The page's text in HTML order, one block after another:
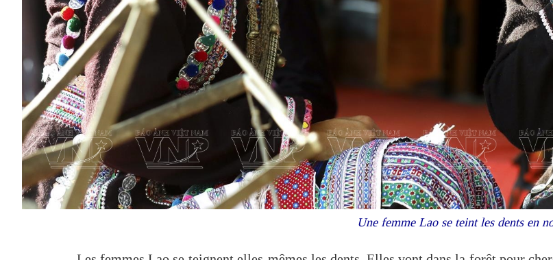
Une femme Lao se teint les dents en